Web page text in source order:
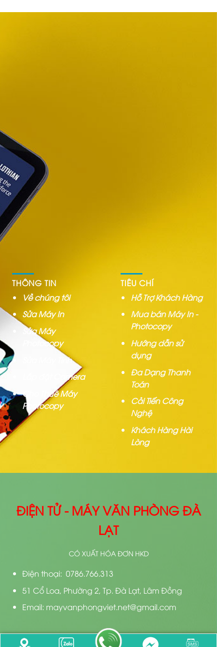
THÔNG TIN
Về chúng tôi
Sửa Máy In
Sửa Máy
Photocopy
Sửa Máy Tính
Lắp đặt Camera
Cho Thuê Máy
Photocopy
TIÊU CHÍ
Hỗ Trợ Khách Hàng
Mua bán Máy In -
Photocopy
Hướng dẫn sử
dụng
Đa Dạng Thanh
Toán
Cải Tiến Công
Nghệ
Khách Hàng Hài
Lòng
ĐIỆN TỬ - MÁY VĂN PHÒNG ĐÀ
LẠT
CÓ XUẤT HÓA ĐƠN HKD
Điện thoại: 0786.766.313
51 Cổ Loa, Phường 2, Tp. Đà Lạt, Lâm Đồng
Email: mayvanphongviet.net@gmail.com